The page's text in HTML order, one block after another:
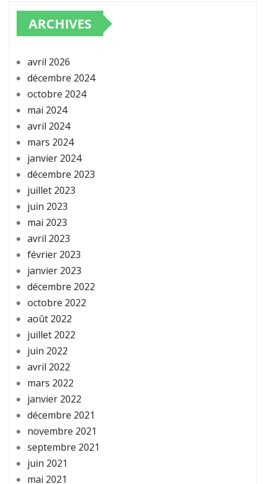
ARCHIVES
avril 2026
décembre 2024
octobre 2024
mai 2024
avril 2024
mars 2024
janvier 2024
décembre 2023
juillet 2023
juin 2023
mai 2023
avril 2023
février 2023
janvier 2023
décembre 2022
octobre 2022
août 2022
juillet 2022
juin 2022
avril 2022
mars 2022
janvier 2022
décembre 2021
novembre 2021
septembre 2021
juin 2021
mai 2021